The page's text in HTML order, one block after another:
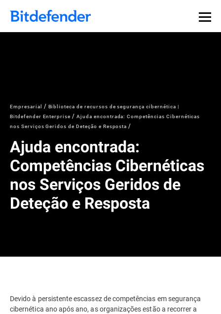
Empresarial
Biblioteca de recursos de segurança cibernética |
Bitdefender Enterprise
Ajuda encontrada: Competências Cibernéticas
nos Serviços Geridos de Deteção e Resposta
Ajuda encontrada:
Competências Cibernéticas
nos Serviços Geridos de
Deteção e Resposta
Devido à persistente escassez de competências em segurança
cibernética ano após ano, as organizações estão a recorrer a